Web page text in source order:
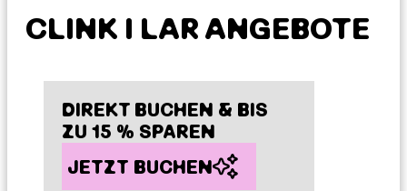
CLINK I LAR ANGEBOTE
DIREKT BUCHEN & BIS
ZU 15 % SPAREN
JETZT BUCHEN